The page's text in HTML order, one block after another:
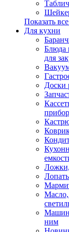
Показать
Для кухни
Блюда
для
Доски
Масло,
ним